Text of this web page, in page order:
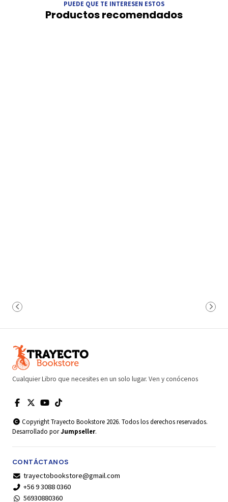
PUEDE QUE TE INTERESEN ESTOS
Productos recomendados
Cualquier Libro que necesites en un solo lugar. Ven y conócenos
Copyright Trayecto Bookstore 2026. Todos los derechos reservados.
Desarrollado porJumpseller.
CONTÁCTANOS
trayectobookstore@gmail.com
+56 9 3088 0360
56930880360